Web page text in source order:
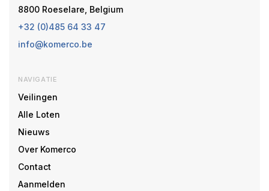
8800 Roeselare, Belgium
+32 (0)485 64 33 47
info@komerco.be
NAVIGATIE
Veilingen
Alle Loten
Nieuws
Over Komerco
Contact
Aanmelden